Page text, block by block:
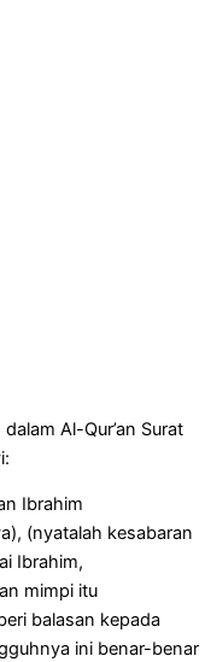
Al-Qur’an Surat
Ibrahim
(nyatalah kesabaran
Ibrahim,
mimpi itu
balasan kepada
ini benar-benar